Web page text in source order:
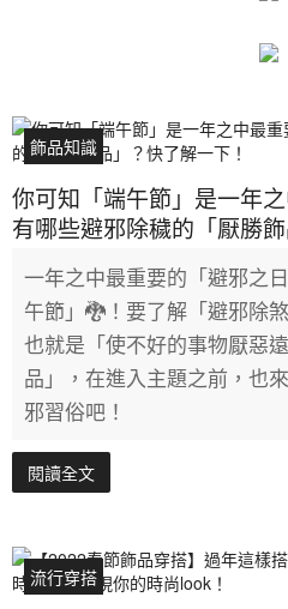
飾品知識
你可知「端午節」是一年
有哪些避邪除穢的「厭勝
一年之中最重要的「避邪之
午節」🐉！要了解「避邪除
也就是「使不好的事物厭惡
品」，在進入主題之前，也
邪習俗吧！
閱讀全文
流行穿搭